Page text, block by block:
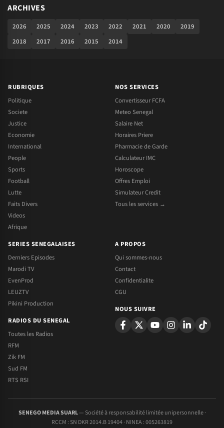
ARCHIVES
2026 2025 2024 2023 2022 2021 2020
2019
2018
2017 2016 2015 2014
RUBRIQUES
Politique
Societe
Justice
Economie
International
People
Sports
Football
Lutte
Faits Divers
Videos
Afrique
NOS SERVICES
Convertisseur FCFA
Meteo Senegal
Salaire Net
Horaires Priere
Pharmacie de Garde
Calculateur IMC
Horoscope
Offres Emploi
Simulateur Credit
Tous les services →
SERIES SENEGALAISES
Derniers Episodes
Marodi TV
EvenProd
LEUZTV
Pikini Production
RADIOS DU SENEGAL
Toutes les Radios
RFM
Zik FM
Sud FM
RTS RSI
A PROPOS
Qui sommes-nous
Contact
Confidentialite
CGU
NOUS SUIVRE
SENEGO MEDIA SUARL— Société à responsabilité limitée unipersonnelle ·
RCCM : SN DKR 2014.B 19404 · NINEA : 005263819